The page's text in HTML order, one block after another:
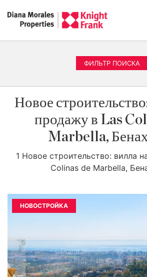
ФИЛЬТР ПОИСКА
Новое
продажу в Las
Marbella,
1 Новое строительство: вилла
Colinas de Marbella,
НОВОСТРОЙКА